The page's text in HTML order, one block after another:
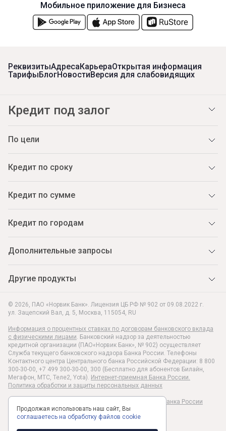
© 2026, ПАО «Норвик Банк». Лицензия ЦБ РФ № 902 от 09.08.2022 г.
ул. Зацепский Вал, д. 5, Москва, 115054, RU
Информация о процентных ставках по договорам банковского вклада
с физическими лицами. Банковский надзор за деятельностью
кредитной организации (ПАО«Норвик Банк», № 902) осуществляет
Служба текущего банковского надзора Банка России. Телефоны
Контактного центра Центрального банка Российской Федерации: 8 800
300-30-00, +7 499 300-30-00, 300 (Бесплатно для абонентов Билайн,
Мегафон, МТС, Теле2, Yota). Интернет-приемная Банка России.
Политика обработки и защиты персональных данных
Раскрытие информации в соответствии c Указанием Банка России
№6496-У
РеквизитыАдресаКарьераОткрытая информация
ТарифыБлогНовостиВерсия для слабовидящих
Кредит под залог
По цели
Кредит по сроку
Кредит по сумме
Кредит по городам
Дополнительные запросы
Другие продукты
Мобильное приложение для Бизнеса
Продолжая использовать наш сайт, Вы
соглашаетесь на обработку файлов cookie